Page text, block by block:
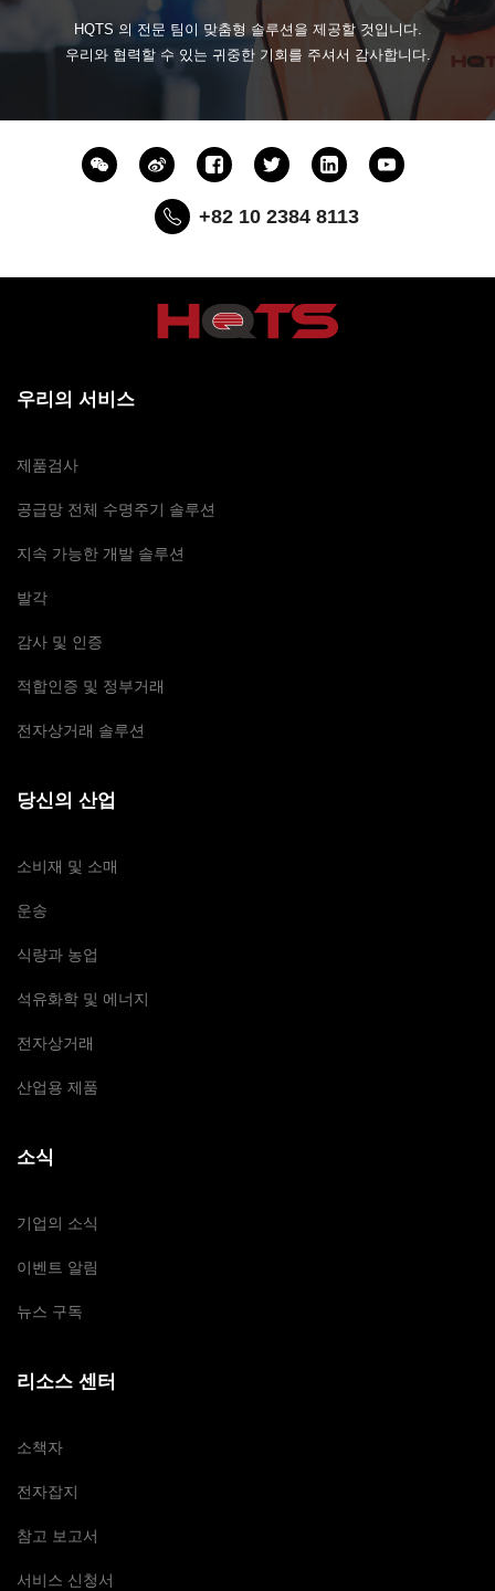
HQTS 의 전문 팀이 맞춤형 솔루션을 제공할 것입니다.
우리와 협력할 수 있는 귀중한 기회를 주셔서 감사합니다.
+82 10 2384 8113
우리의 서비스
제품검사
공급망 전체 수명주기 솔루션
지속 가능한 개발 솔루션
발각
감사 및 인증
적합인증 및 정부거래
전자상거래 솔루션
당신의 산업
소비재 및 소매
운송
식량과 농업
석유화학 및 에너지
전자상거래
산업용 제품
소식
기업의 소식
이벤트 알림
뉴스 구독
리소스 센터
소책자
전자잡지
참고 보고서
서비스 신청서